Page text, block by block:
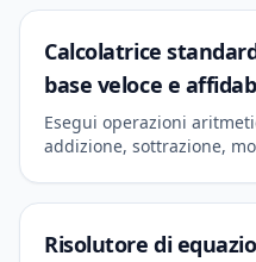
Calcolatrice
base veloce e
Esegui operazioni
addizione, sottrazione,
Risolutore di